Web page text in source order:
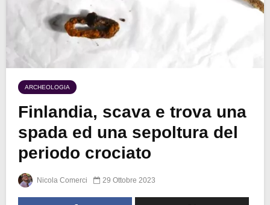
ARCHEOLOGIA
Finlandia, scava e trova una
spada ed una sepoltura del
periodo crociato
Nicola Comerci 29 Ottobre 2023